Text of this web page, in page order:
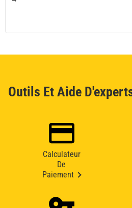
Outils Et Aide
Calculateur
De
Paiement